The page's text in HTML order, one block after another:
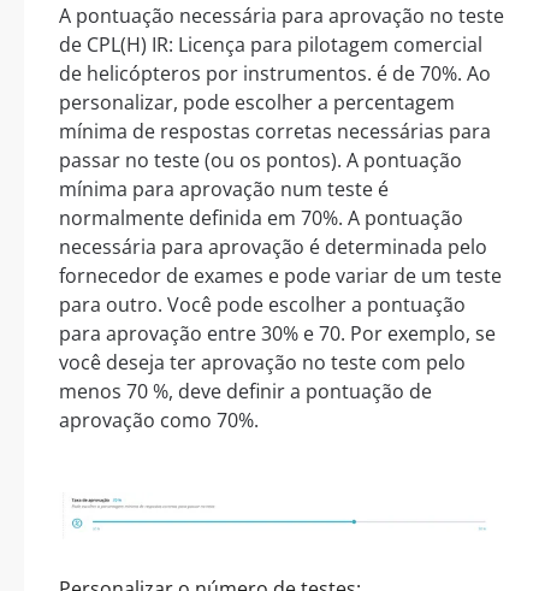
A pontuação necessária para aprovação no teste
de CPL(H) IR: Licença para pilotagem comercial
de helicópteros por instrumentos. é de 70%. Ao
personalizar, pode escolher a percentagem
mínima de respostas corretas necessárias para
passar no teste (ou os pontos). A pontuação
mínima para aprovação num teste é
normalmente definida em 70%. A pontuação
necessária para aprovação é determinada pelo
fornecedor de exames e pode variar de um teste
para outro. Você pode escolher a pontuação
para aprovação entre 30% e 70. Por exemplo, se
você deseja ter aprovação no teste com pelo
menos 70 %, deve definir a pontuação de
aprovação como 70%.